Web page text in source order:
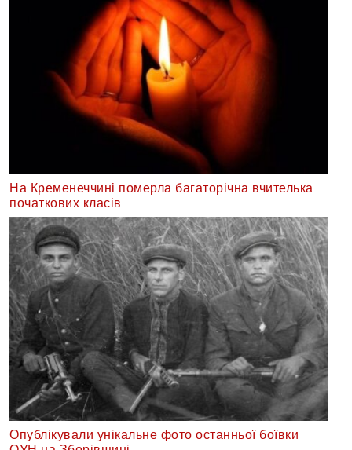
На Кременеччині померла багаторічна вчителька
початкових класів
Опублікували унікальне фото останньої боївки